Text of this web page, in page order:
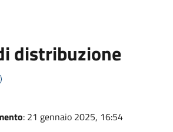
distribuzione
: 21 gennaio 2025, 16:54